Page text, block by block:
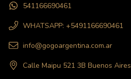
541166690461
WHATSAPP: +5491166690461
info@gogoargentina.com.ar
Calle Maipu 521 3B Buenos Aires